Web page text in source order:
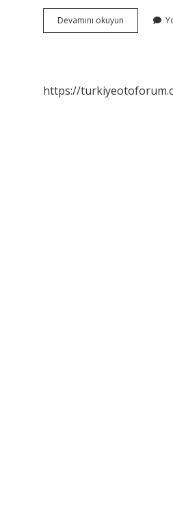
Devamını okuyun Istanbuldaki
Rumlara
https://